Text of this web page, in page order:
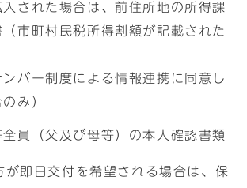
入された場合は、前住所地の所得課
市町村民税所得割額が記載された
ンバー制度による情報連携に同意し
み）
員（父及び母等）の本人確認書類
が即日交付を希望される場合は、保